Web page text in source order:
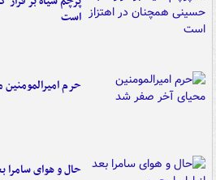
است
حرم
حال و هوای سامرا